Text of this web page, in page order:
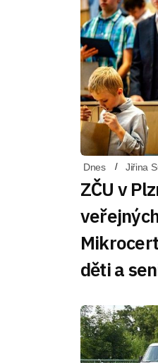
Dnes Jiřina
ZČU v
děti a